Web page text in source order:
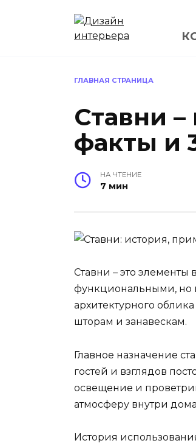
ГЛАВНАЯ СТРАНИЦА
Ставни
факты и
НА ЧТЕНИЕ
7 мин
Ставни – это
функциональными, но
архитектурного
шторам и занавескам.
Главное назначение
гостей и взглядов
освещение и
атмосферу внутри
История